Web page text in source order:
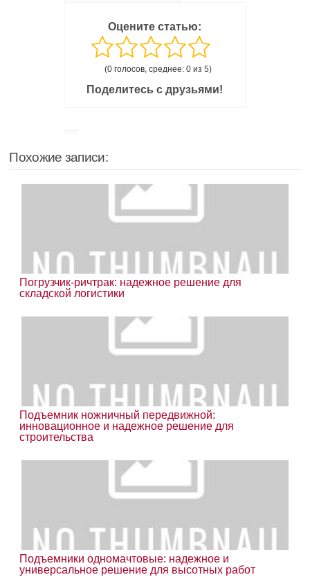
Оцените статью:
(0 голосов, среднее: 0 из 5)
Поделитесь с друзьями!
Похожие записи:
Погрузчик-ричтрак: надежное решение для
складской логистики
Подъемник ножничный передвижной:
инновационное и надежное решение для
строительства
Подъемники одномачтовые: надежное и
универсальное решение для высотных работ